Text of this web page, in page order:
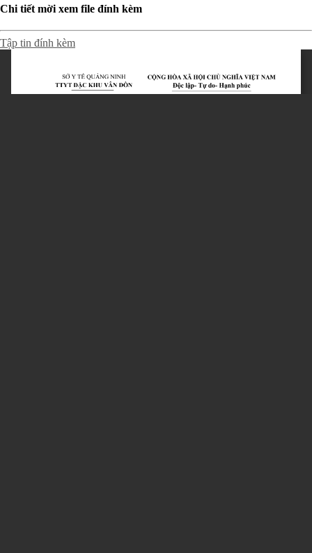
Chi tiết mời xem file đính kèm
Tập tin đính kèm